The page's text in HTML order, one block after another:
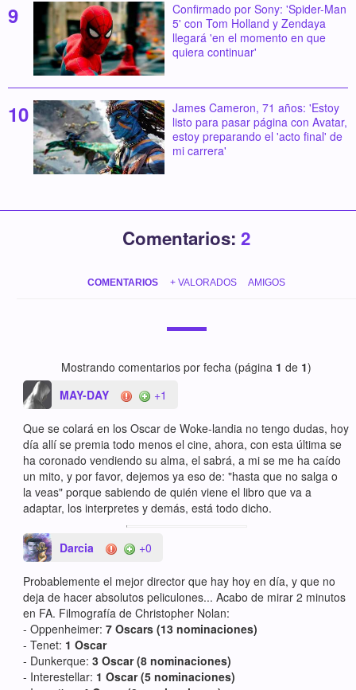
Confirmado por Sony: 'Spider-Man
5' con Tom Holland y Zendaya
llegará 'en el momento en que
quiera continuar'
James Cameron, 71 años: 'Estoy
listo para pasar página con Avatar,
estoy preparando el 'acto final' de
mi carrera'
Comentarios: 2
COMENTARIOS + VALORADOS AMIGOS
Mostrando comentarios por fecha (página 1 de 1)
MAY-DAY
+1
Que se colará en los Oscar de Woke-landia no tengo dudas, hoy
día allí se premia todo menos el cine, ahora, con esta última se
ha coronado vendiendo su alma, el sabrá, a mi se me ha caído
un mito, y por favor, dejemos ya eso de: "hasta que no salga o
la veas" porque sabiendo de quién viene el libro que va a
adaptar, los interpretes y demás, está todo dicho.
Darcia +0
Probablemente el mejor director que hay hoy en día, y que no
deja de hacer absolutos peliculones... Acabo de mirar 2 minutos
en FA. Filmografía de Christopher Nolan:
- Oppenheimer:7 Oscars (13 nominaciones)
- Tenet: 1 Oscar
- Dunkerque:3 Oscar (8 nominaciones)
- Interestellar: 1 Oscar (5 nominaciones)